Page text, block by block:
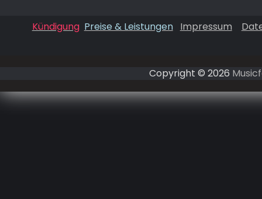
Kündigung Preise & Leistungen Impressum
Copyright © 2026